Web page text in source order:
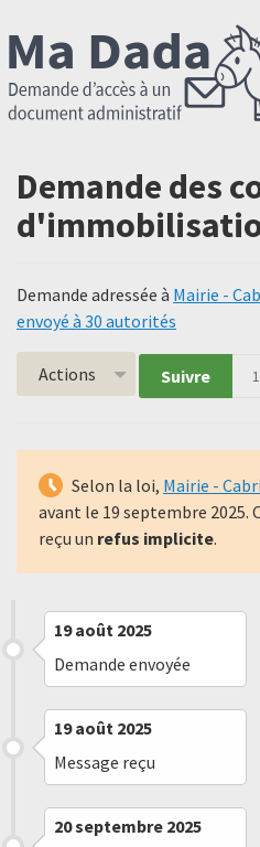
Demande des
Demande adressée à Mairie -
envoyé à 30 autorités
Actions Suivre 1
Selon la loi, Mairie -
avant le 19 septembre 2025.
reçu un refus implicite.
19 août 2025
Demande envoyée
19 août 2025
Message reçu
20 septembre 2025